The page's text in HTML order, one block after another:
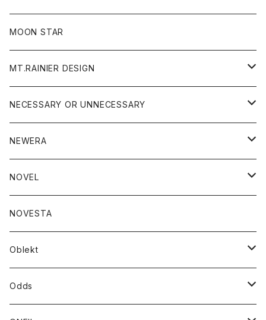
フリース
ジャケット
ニット
パンツ
帽子
MOON STAR
MT.RAINIER DESIGN
アウター
コート
ジャケット
アクセサリー
バッグ
グッズ
ウォレット
靴
トップス
ジャケット
シャツ
ボトム
ショートパンツ
パンツ
レディース
NECESSARY OR UNNECESSARY
アウター
コート
ジャケット
アクセサリー
バッグ
ブレスレット
グッズ
靴
ストール/マフラー
トップス
シャツ
シャツジャケット
ボトム
NEWERA
帽子
NOVEL
トップス
カットソー
スエット
ボトム
NOVESTA
Oblekt
ボトム
Odds